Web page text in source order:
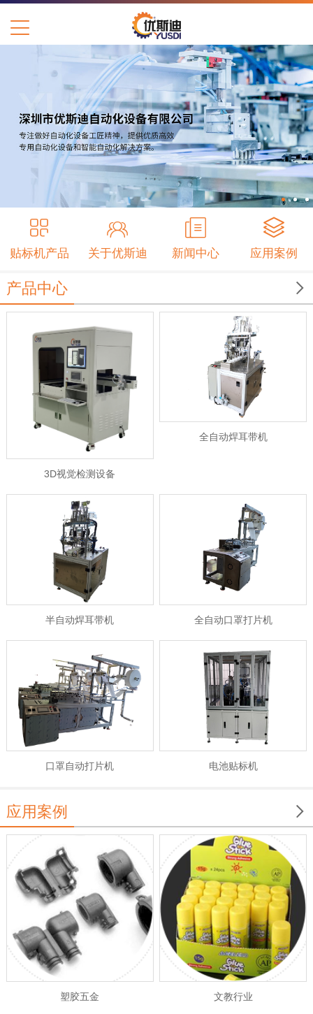
贴标机产品 关于优斯迪 新闻中心 应用案例

产品中心
3D视觉检测设备
全自动焊耳带机
半自动焊耳带机 全自动口罩打片机
口罩自动打片机 电池贴标机

应用案例
塑胶五金 文教行业